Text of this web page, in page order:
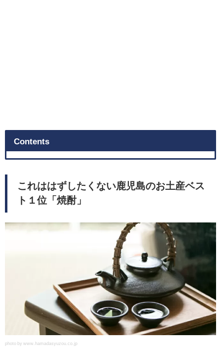
Contents
これははずしたくない鹿児島のお土産ベス
ト１位「焼酎」
photo by www.hamadasyuzou.co.jp